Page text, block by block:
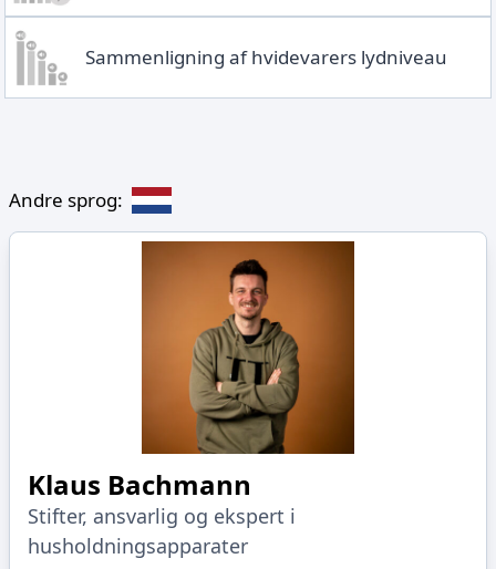
Sammenligning af hvidevarers lydniveau
Andre sprog:
Klaus Bachmann
Stifter, ansvarlig og ekspert i
husholdningsapparater